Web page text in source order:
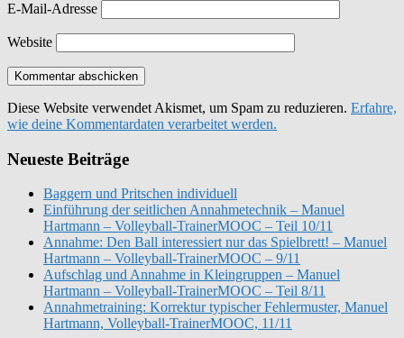
E-Mail-Adresse
Website
Diese Website verwendet Akismet, um Spam zu reduzieren. Erfahre,
wie deine Kommentardaten verarbeitet werden.
Neueste Beiträge
Baggern und Pritschen individuell
Einführung der seitlichen Annahmetechnik – Manuel
Hartmann – Volleyball-TrainerMOOC – Teil 10/11
Annahme: Den Ball interessiert nur das Spielbrett! – Manuel
Hartmann – Volleyball-TrainerMOOC – 9/11
Aufschlag und Annahme in Kleingruppen – Manuel
Hartmann – Volleyball-TrainerMOOC – Teil 8/11
Annahmetraining: Korrektur typischer Fehlermuster, Manuel
Hartmann, Volleyball-TrainerMOOC, 11/11